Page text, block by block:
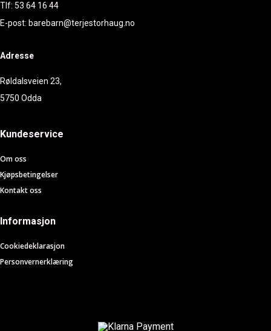
Tlf: 53 64 16 44
E-post: barebarn@terjestorhaug.no
Adresse
Røldalsveien 23,
5750 Odda
Kundeservice
Om oss
Kjøpsbetingelser
Kontakt oss
Informasjon
Cookiedeklarasjon
Personvernerklæring